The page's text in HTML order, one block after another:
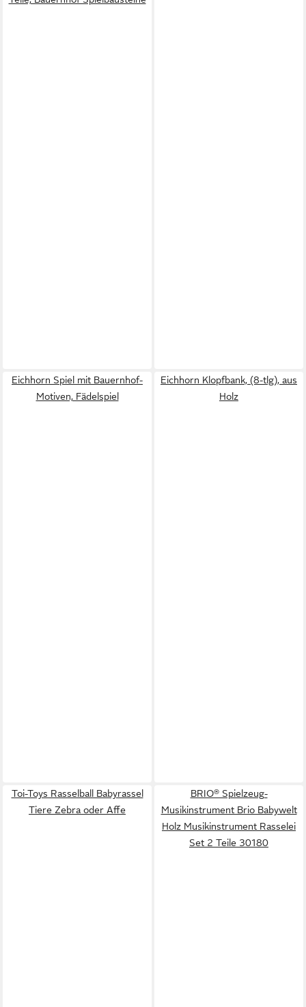
Eichhorn Spiel mit Bauernhof-
Motiven, Fädelspiel
Eichhorn Klopfbank, (8-tlg), aus
Holz
Toi-Toys Rasselball Babyrassel
Tiere Zebra oder Affe
BRIO® Spielzeug-
Musikinstrument Brio Babywelt
Holz Musikinstrument Rasselei
Set 2 Teile 30180